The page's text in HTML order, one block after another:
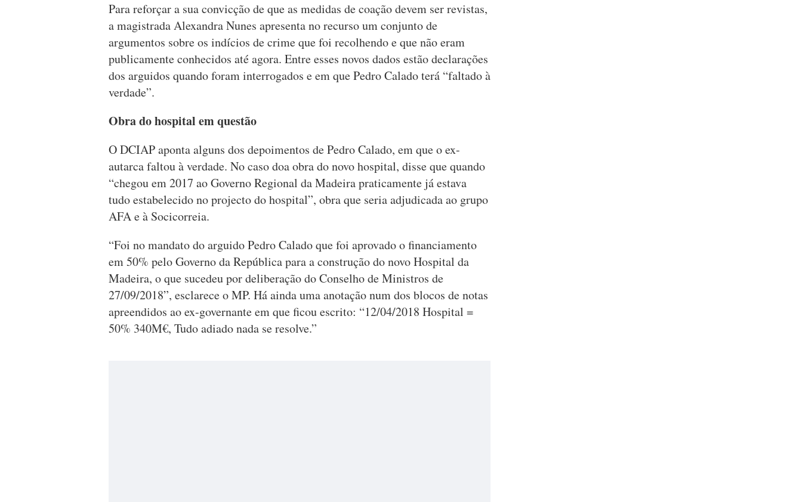
Para reforçar a sua convicção de que as medidas de coação devem ser revistas,
a magistrada Alexandra Nunes apresenta no recurso um conjunto de
argumentos sobre os indícios de crime que foi recolhendo e que não eram
publicamente conhecidos até agora. Entre esses novos dados estão declarações
dos arguidos quando foram interrogados e em que Pedro Calado terá “faltado à
verdade”.
Obra do hospital em questão
O DCIAP aponta alguns dos depoimentos de Pedro Calado, em que o ex-
autarca faltou à verdade. No caso doa obra do novo hospital, disse que quando
“chegou em 2017 ao Governo Regional da Madeira praticamente já estava
tudo estabelecido no projecto do hospital”, obra que seria adjudicada ao grupo
AFA e à Socicorreia.
“Foi no mandato do arguido Pedro Calado que foi aprovado o financiamento
em 50% pelo Governo da República para a construção do novo Hospital da
Madeira, o que sucedeu por deliberação do Conselho de Ministros de
27/09/2018”, esclarece o MP. Há ainda uma anotação num dos blocos de notas
apreendidos ao ex-governante em que ficou escrito: “12/04/2018 Hospital =
50% 340M€, Tudo adiado nada se resolve.”